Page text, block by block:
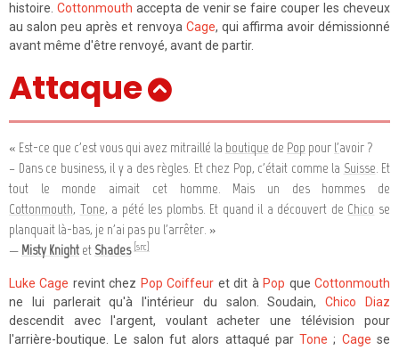
histoire. Cottonmouth accepta de venir se faire couper les cheveux
au salon peu après et renvoya Cage, qui affirma avoir démissionné
avant même d'être renvoyé, avant de partir.
Attaque
« Est-ce que c'est vous qui avez mitraillé la boutique de Pop pour l'avoir ?
– Dans ce business, il y a des règles. Et chez Pop, c'était comme la Suisse. Et
tout le monde aimait cet homme. Mais un des hommes de
Cottonmouth, Tone, a pété les plombs. Et quand il a découvert de Chico se
planquait là-bas, je n'ai pas pu l'arrêter. »
— Misty Knight et Shades [src]
Luke Cage revint chez Pop Coiffeur et dit à Pop queCottonmouth
ne lui parlerait qu'à l'intérieur du salon. Soudain,Chico Diaz
descendit avec l'argent, voulant acheter une télévision pour
l'arrière-boutique. Le salon fut alors attaqué parTone ; Cage se